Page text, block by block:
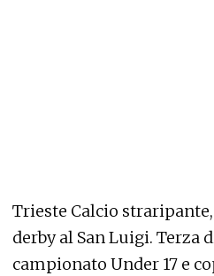
Trieste Calcio
derby al San Luigi. Terza
campionato Under 17 e